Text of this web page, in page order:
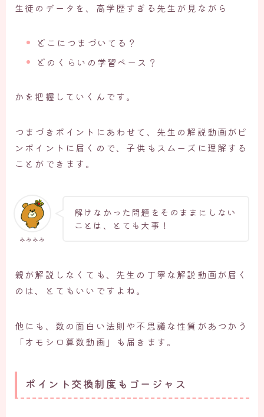
生徒のデータを、高学歴すぎる先生が見ながら
どこにつまづいてる？
どのくらいの学習ペース？
かを把握していくんです。
つまづきポイントにあわせて、先生の解説動画がピ
ンポイントに届くので、子供もスムーズに理解する
ことができます。
みみみみ
解けなかった問題をそのままにしない
ことは、とても大事！
親が解説しなくても、先生の丁寧な解説動画が届く
のは、とてもいいですよね。
他にも、数の面白い法則や不思議な性質があつかう
「オモシロ算数動画」も届きます。
ポイント交換制度もゴージャス